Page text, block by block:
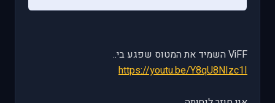
ViFF השמיד את המטוס שפגע בי..
https://youtu.be/Y8qU8NIzc1I